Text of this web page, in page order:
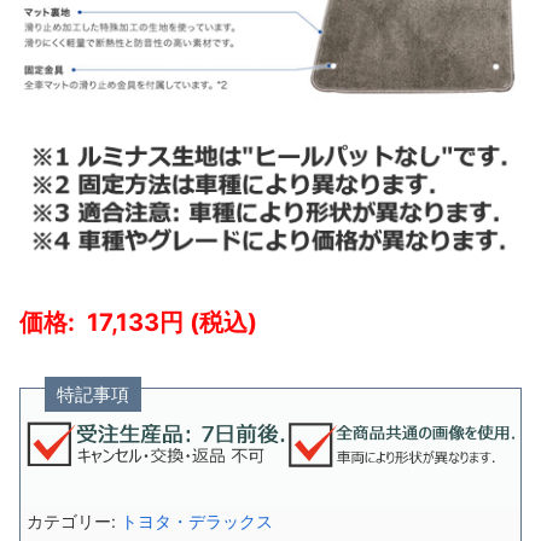
17,133
特記事項
カテゴリー: トヨタ・デラックス